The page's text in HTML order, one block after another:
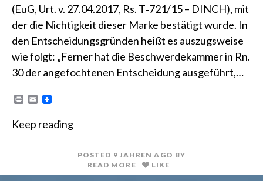
(EuG, Urt. v. 27.04.2017, Rs. T‑721/15 – DINCH), mit
der die Nichtigkeit dieser Marke bestätigt wurde. In
den Entscheidungsgründen heißt es auszugsweise
wie folgt: „Ferner hat die Beschwerdekammer in Rn.
30 der angefochtenen Entscheidung ausgeführt,…
n
E
i
Keep reading
POSTED 9 JAHREN AGO BY
READ MORE
LIKE